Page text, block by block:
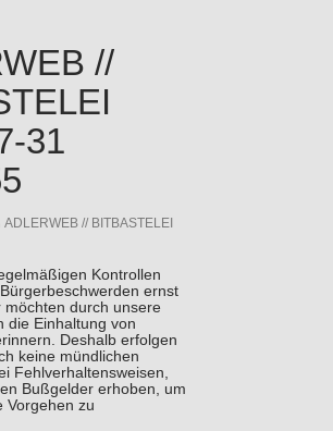
//
31
ADLERWEB // BITBASTELEI
Kontrollen
ernst
durch unsere
die Einhaltung von
Deshalb erfolgen
keine mündlichen
Fehlverhaltensweisen,
Bußgelder erhoben, um
Vorgehen zu